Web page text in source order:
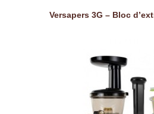
Versapers 3G – Bloc